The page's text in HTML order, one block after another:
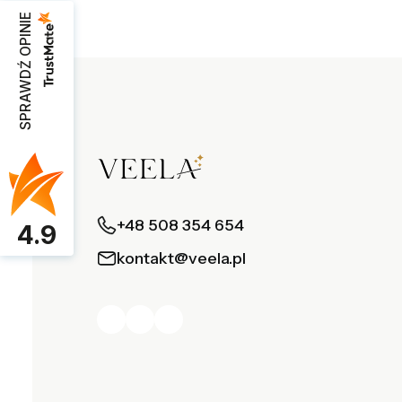
+48 508 354 654
kontakt@veela.pl
SPRAWDŹ OPINIE
4.9